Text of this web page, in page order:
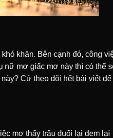
khăn. Bên cạnh đó, công
nữ mơ giấc mơ này thì có thể
Cứ theo dõi hết bài viết để
mơ thấy trâu đuổi lại đem lại